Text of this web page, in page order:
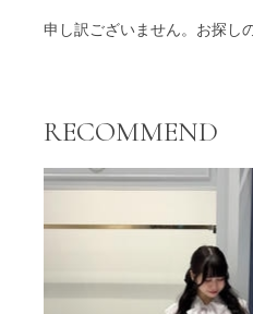
商品一覧
申し訳ございません。お探し
RECOMMEND